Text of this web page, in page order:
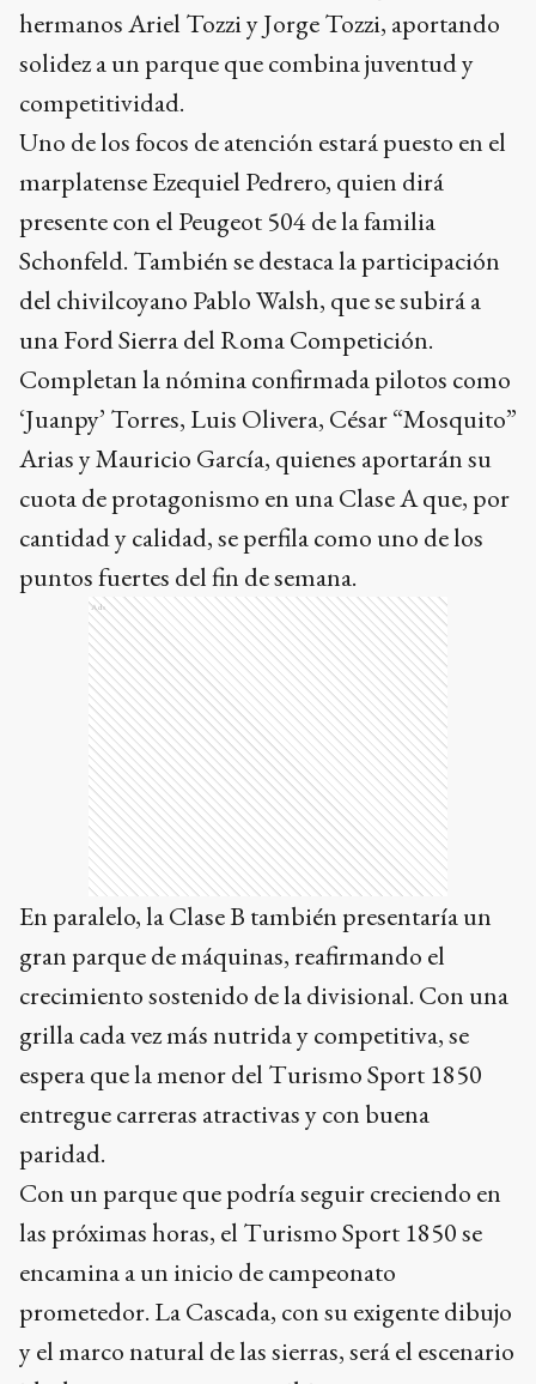
hermanos Ariel Tozzi y Jorge Tozzi, aportando
solidez a un parque que combina juventud y
competitividad.
Uno de los focos de atención estará puesto en el
marplatense Ezequiel Pedrero, quien dirá
presente con el Peugeot 504 de la familia
Schonfeld. También se destaca la participación
del chivilcoyano Pablo Walsh, que se subirá a
una Ford Sierra del Roma Competición.
Completan la nómina confirmada pilotos como
‘Juanpy’ Torres, Luis Olivera, César “Mosquito”
Arias y Mauricio García, quienes aportarán su
cuota de protagonismo en una Clase A que, por
cantidad y calidad, se perfila como uno de los
puntos fuertes del fin de semana.
Ads
En paralelo, la Clase B también presentaría un
gran parque de máquinas, reafirmando el
crecimiento sostenido de la divisional. Con una
grilla cada vez más nutrida y competitiva, se
espera que la menor del Turismo Sport 1850
entregue carreras atractivas y con buena
paridad.
Con un parque que podría seguir creciendo en
las próximas horas, el Turismo Sport 1850 se
encamina a un inicio de campeonato
prometedor. La Cascada, con su exigente dibujo
y el marco natural de las sierras, será el escenario